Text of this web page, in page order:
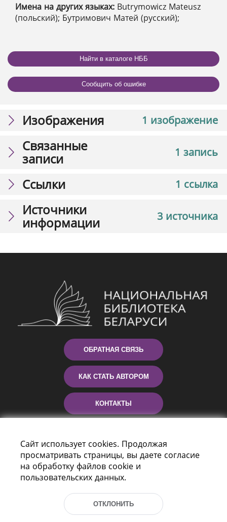
Имена на других языках: Butrymowicz Mateusz
(польский); Бутримович Матей (русский);
Найти в каталоге НББ
Сообщить об ошибке
1 изображение
Изображения
1 запись
Связанные
записи
1 ссылка
Ссылки
3 источника
Источники
информации
ОБРАТНАЯ СВЯЗЬ
КАК СТАТЬ АВТОРОМ
КОНТАКТЫ
Сайт использует cookies. Продолжая
просматривать страницы, вы даете согласие
на обработку файлов cookie и
пользовательских данных.
ОТКЛОНИТЬ